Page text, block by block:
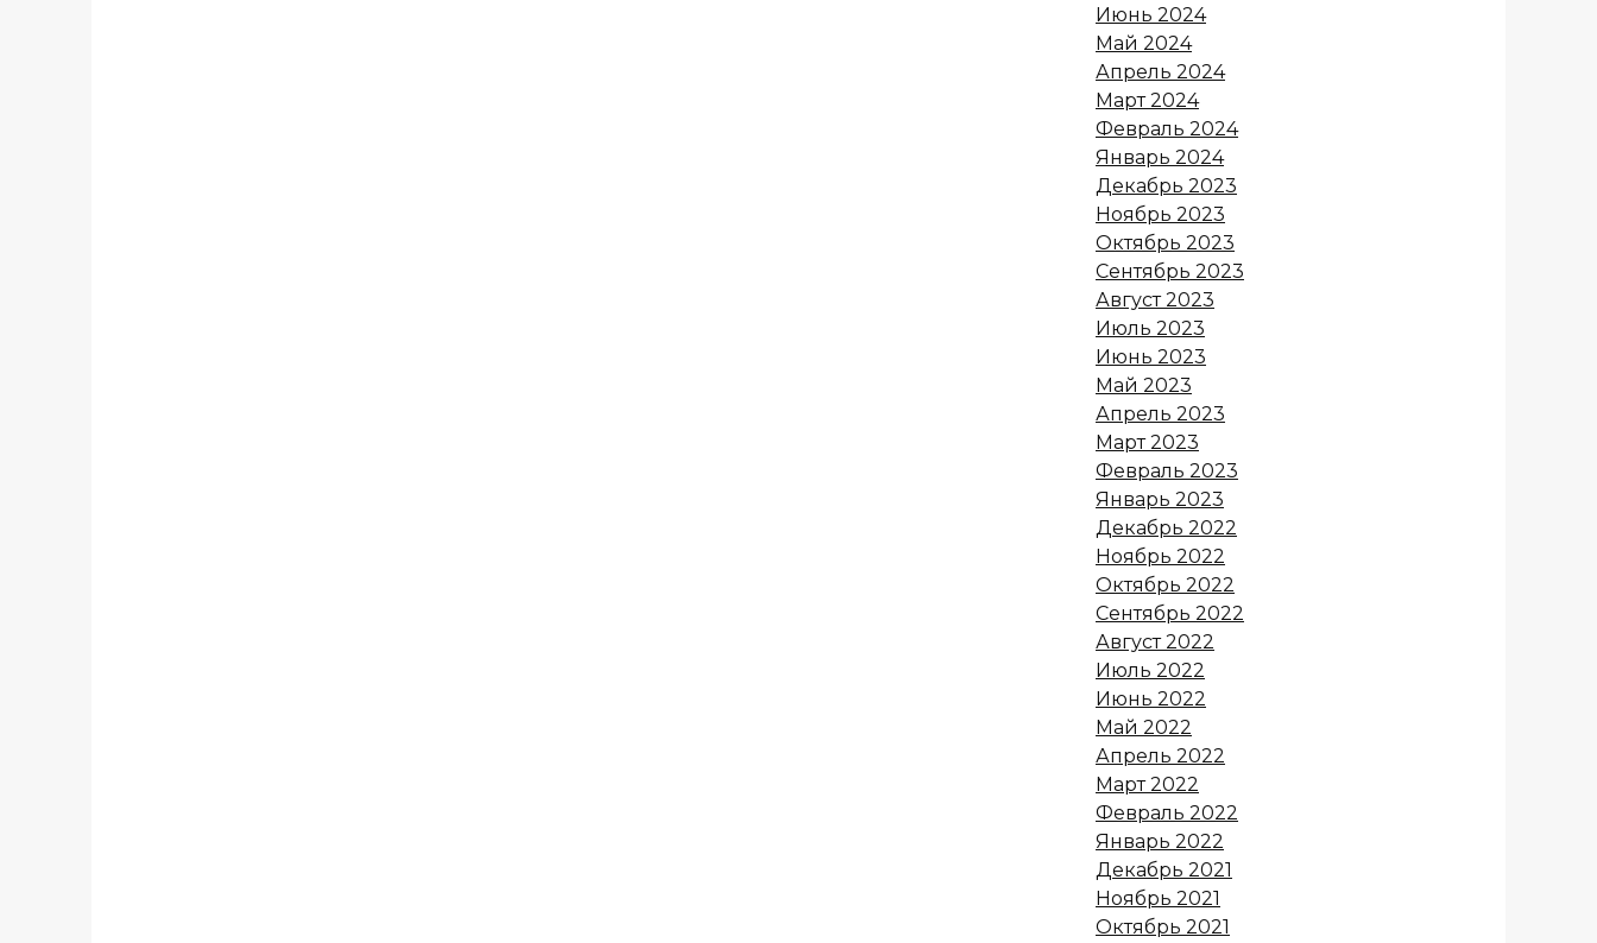
Июнь 2024
Май 2024
Апрель 2024
Март 2024
Февраль 2024
Январь 2024
Декабрь 2023
Ноябрь 2023
Октябрь 2023
Сентябрь 2023
Август 2023
Июль 2023
Июнь 2023
Май 2023
Апрель 2023
Март 2023
Февраль 2023
Январь 2023
Декабрь 2022
Ноябрь 2022
Октябрь 2022
Сентябрь 2022
Август 2022
Июль 2022
Июнь 2022
Май 2022
Апрель 2022
Март 2022
Февраль 2022
Январь 2022
Декабрь 2021
Ноябрь 2021
Октябрь 2021